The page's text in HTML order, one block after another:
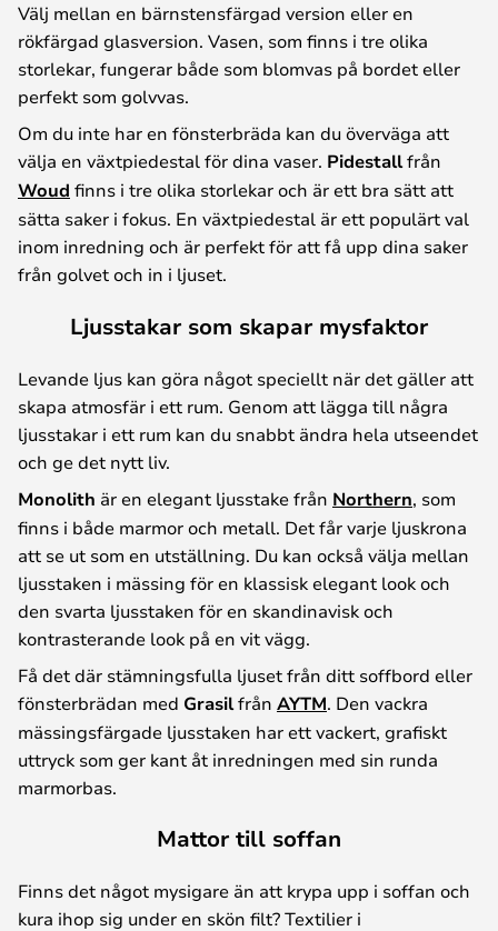
Välj mellan en bärnstensfärgad version eller en
rökfärgad glasversion. Vasen, som finns i tre olika
storlekar, fungerar både som blomvas på bordet eller
perfekt som golvvas.
Om du inte har en fönsterbräda kan du överväga att
välja en växtpiedestal för dina vaser. Pidestallfrån
Woud finns i tre olika storlekar och är ett bra sätt att
sätta saker i fokus. En växtpiedestal är ett populärt val
inom inredning och är perfekt för att få upp dina saker
från golvet och in i ljuset.
Ljusstakar som skapar mysfaktor
Levande ljus kan göra något speciellt när det gäller att
skapa atmosfär i ett rum. Genom att lägga till några
ljusstakar i ett rum kan du snabbt ändra hela utseendet
och ge det nytt liv.
Monolith är en elegant ljusstake från Northern, som
finns i både marmor och metall. Det får varje ljuskrona
att se ut som en utställning. Du kan också välja mellan
ljusstaken i mässing för en klassisk elegant look och
den svarta ljusstaken för en skandinavisk och
kontrasterande look på en vit vägg.
Få det där stämningsfulla ljuset från ditt soffbord eller
fönsterbrädan med Grasilfrån AYTM. Den vackra
mässingsfärgade ljusstaken har ett vackert, grafiskt
uttryck som ger kant åt inredningen med sin runda
marmorbas.
Mattor till soffan
Finns det något mysigare än att krypa upp i soffan och
kura ihop sig under en skön filt? Textilier i